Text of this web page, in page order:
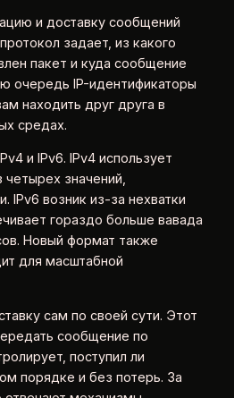
и доставку сообщений
задает, из какого
пакет и куда сообщение
очередь IP-идентификаторы
находить друг друга в
средах.
и IPv6. IPv4 использует
значений,
IPv6 возник из-за нехватки
гораздо больше вавада
Новый формат также
для масштабной
сам по своей сути. Этот
сообщение по
поступил ли
порядке и без потерь. За